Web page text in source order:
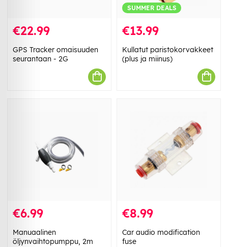
€22.99
GPS Tracker omaisuuden
seurantaan - 2G
SUMMER DEALS
€13.99
Kullatut paristokorvakkeet
(plus ja miinus)
€6.99
Manuaalinen
öljynvaihtopumppu, 2m
€8.99
Car audio modification
fuse